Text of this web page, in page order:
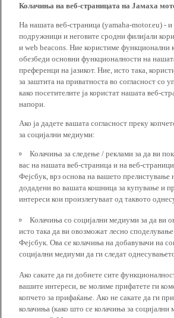
Колачиња на веб-страницата на Јамаха
На нашата веб-страница (yamaha-motor.eu) -
подружници и неговите сродни филијали
и web beacons. Ние користиме функционални
обезбеди основни функционалности на
преференци на јазикот. Ние, исто така,
за заштита на приватноста во согласност со
како посетителите ја користат нашата веб-
напори.
Ако ја дадете вашата согласност преку
за социјални медиуми:
Колачиња за следење / реклами за да ви
вас на нашата веб-страница и на веб-
Фејсбук, врз основа на вашето
додадени во вашата кошница за купување и
интереси кои произлегуваат од таквото
Колачиња со социјални медиуми за да ви
исто така да ви овозможат лесно
Фејсбук. Ова се колачиња на добавувачи на
социјални медиуми да ги следат
Ако сакате да ги добиете сите
вашите интереси, ве молиме прифатете ги
копчето за прифаќање. Ако не сакате да ги
колачиња (како што се колачиња за